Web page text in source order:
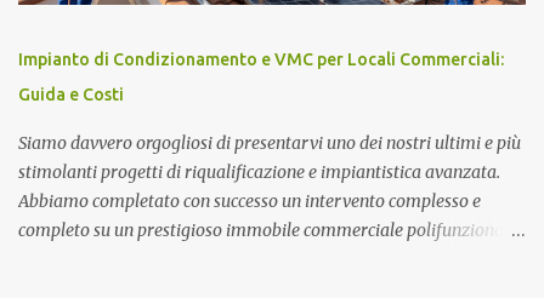
ricerca in campo energetico, dove sostiene fortemente lo sviluppo
del " solare termodinamico ", che aveva avviato nel 2001 all'ENEA
con il Progetto Archimede. Nel 2007 viene nominato membro Gr...
Impianto di Condizionamento e VMC per Locali Commerciali:
Guida e Costi
Siamo davvero orgogliosi di presentarvi uno dei nostri ultimi e più
stimolanti progetti di riqualificazione e impiantistica avanzata.
Abbiamo completato con successo un intervento complesso e
completo su un prestigioso immobile commerciale polifunzionale,